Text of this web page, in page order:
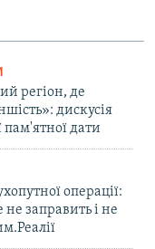
регіон, де
дискусія
пам'ятної дати
операції:
заправить і не